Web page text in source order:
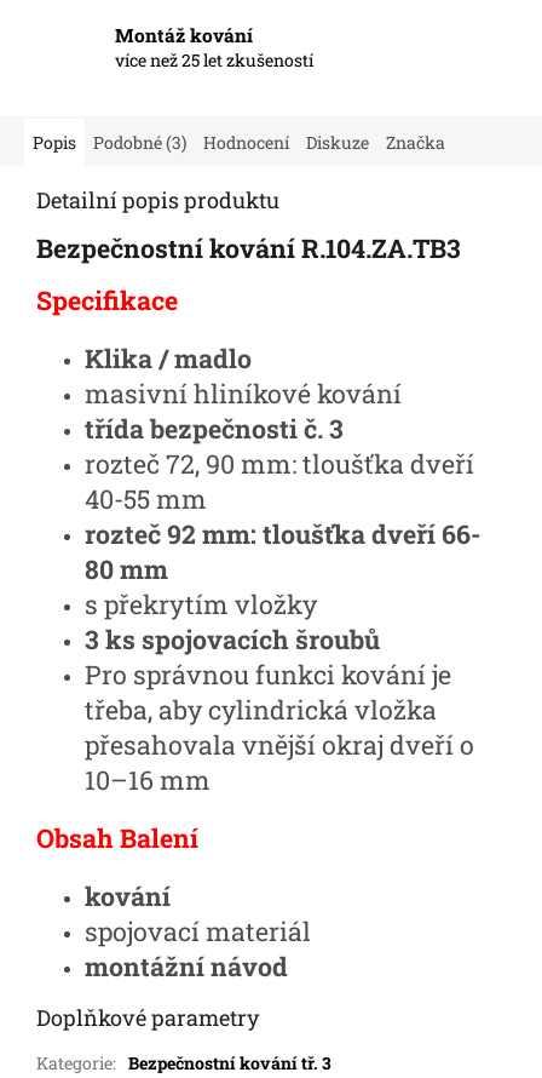
Montáž kování
více než 25 let zkušeností
Popis Podobné (3) Hodnocení Diskuze Značka
Detailní popis produktu
Bezpečnostní kování R.104.ZA.TB3
Specifikace
Klika / madlo
masivní hliníkové kování
třída bezpečnosti č. 3
rozteč 72, 90 mm: tloušťka dveří
40-55 mm
rozteč 92 mm: tloušťka dveří 66-
80 mm
s překrytím vložky
3 ks spojovacích šroubů
Pro správnou funkci kování je
třeba, aby cylindrická vložka
přesahovala vnější okraj dveří o
10–16 mm
Obsah Balení
kování
spojovací materiál
montážní návod
Doplňkové parametry
Kategorie: Bezpečnostní kování tř. 3